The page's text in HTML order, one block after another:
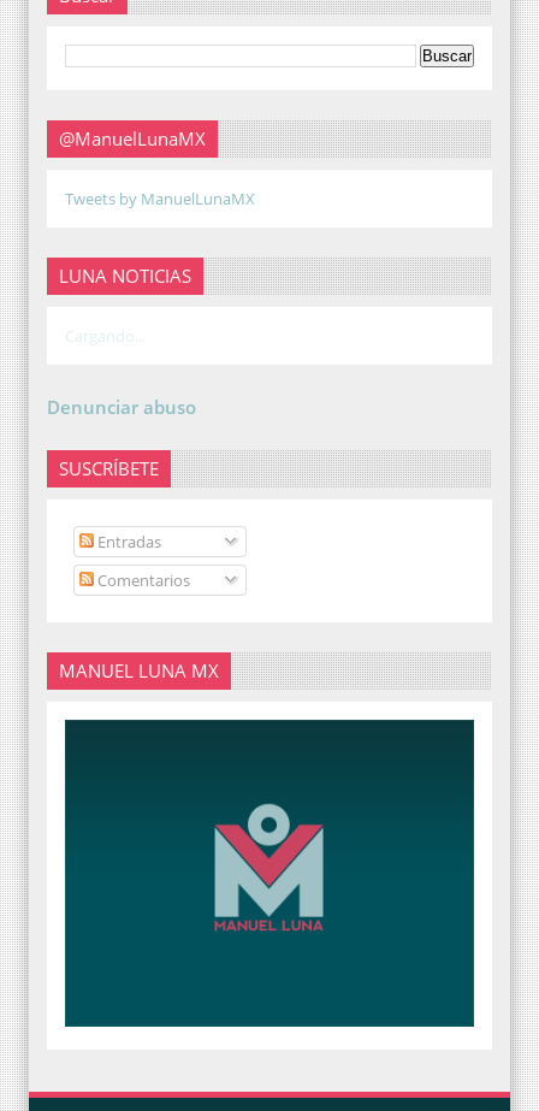
@ManuelLunaMX
Tweets by ManuelLunaMX
LUNA NOTICIAS
Cargando...
Denunciar abuso
SUSCRÍBETE
Entradas
Comentarios
MANUEL LUNA MX